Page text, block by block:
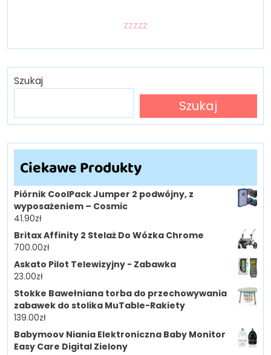
zzzzz
Szukaj
Szukaj
Ciekawe Produkty
Piórnik CoolPack Jumper 2 podwójny, z
wyposażeniem – Cosmic
41.90zł
Britax Affinity 2 Stelaż Do Wózka Chrome
700.00zł
Askato Pilot Telewizyjny - Zabawka
23.00zł
Stokke Bawełniana torba do przechowywania
zabawek do stolika MuTable-Rakiety
139.00zł
Babymoov Niania Elektroniczna Baby Monitor
Easy Care Digital Zielony